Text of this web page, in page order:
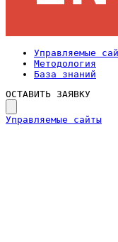
Управляемые
Методология
База знаний
ОСТАВИТЬ ЗАЯВКУ
Управляемые сайты